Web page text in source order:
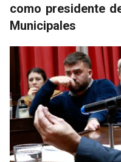
como presidente
Municipales